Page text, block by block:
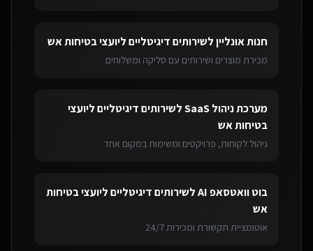
חנות אונלייןלשירותים דיגיטליים ליועצי בטיחות אש
מכירת מוצרים ושירותים עם סליקה ומשלוחים
מערכת ניהול SaaS לשירותים דיגיטליים ליועצי
בטיחות אש
ניהול לקוחות, פרויקטים ומשימות במקום אחד
בוט וואטסאפ AI לשירותים דיגיטליים ליועצי בטיחות
אש
אוטומציית תקשורת ומכירות 24/7